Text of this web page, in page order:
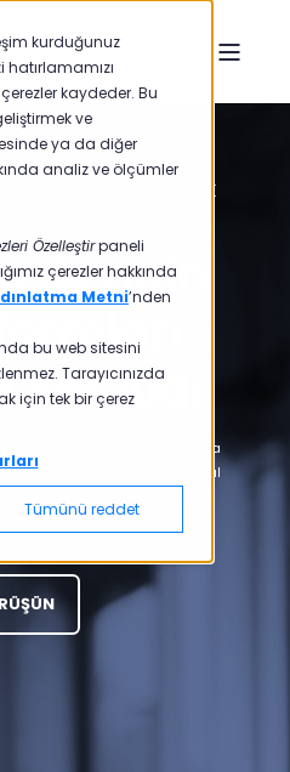
kurduğunuz
kaydeder. Bu
ve
ya da diğer
analiz ve ölçümler
Özelleştirpaneli
çerezler hakkında
Metni’nden
bu web sitesini
Tarayıcınızda
için tek bir çerez
Tümünü reddet
2024 ve 2025 SPARK
Aldı
tarafından dünya çapında
için önemli bir araç olarak kabul